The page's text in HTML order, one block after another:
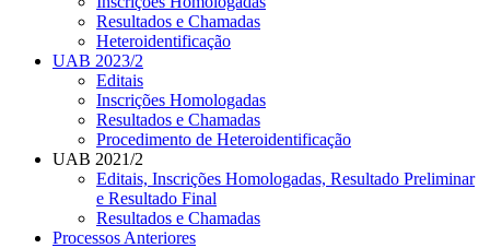
Resultados e Chamadas
Heteroidentificação
UAB 2023/2
Editais
Inscrições Homologadas
Resultados e Chamadas
Procedimento de Heteroidentificação
UAB 2021/2
Editais, Inscrições Homologadas, Resultado Preliminar
e Resultado Final
Resultados e Chamadas
Processos Anteriores